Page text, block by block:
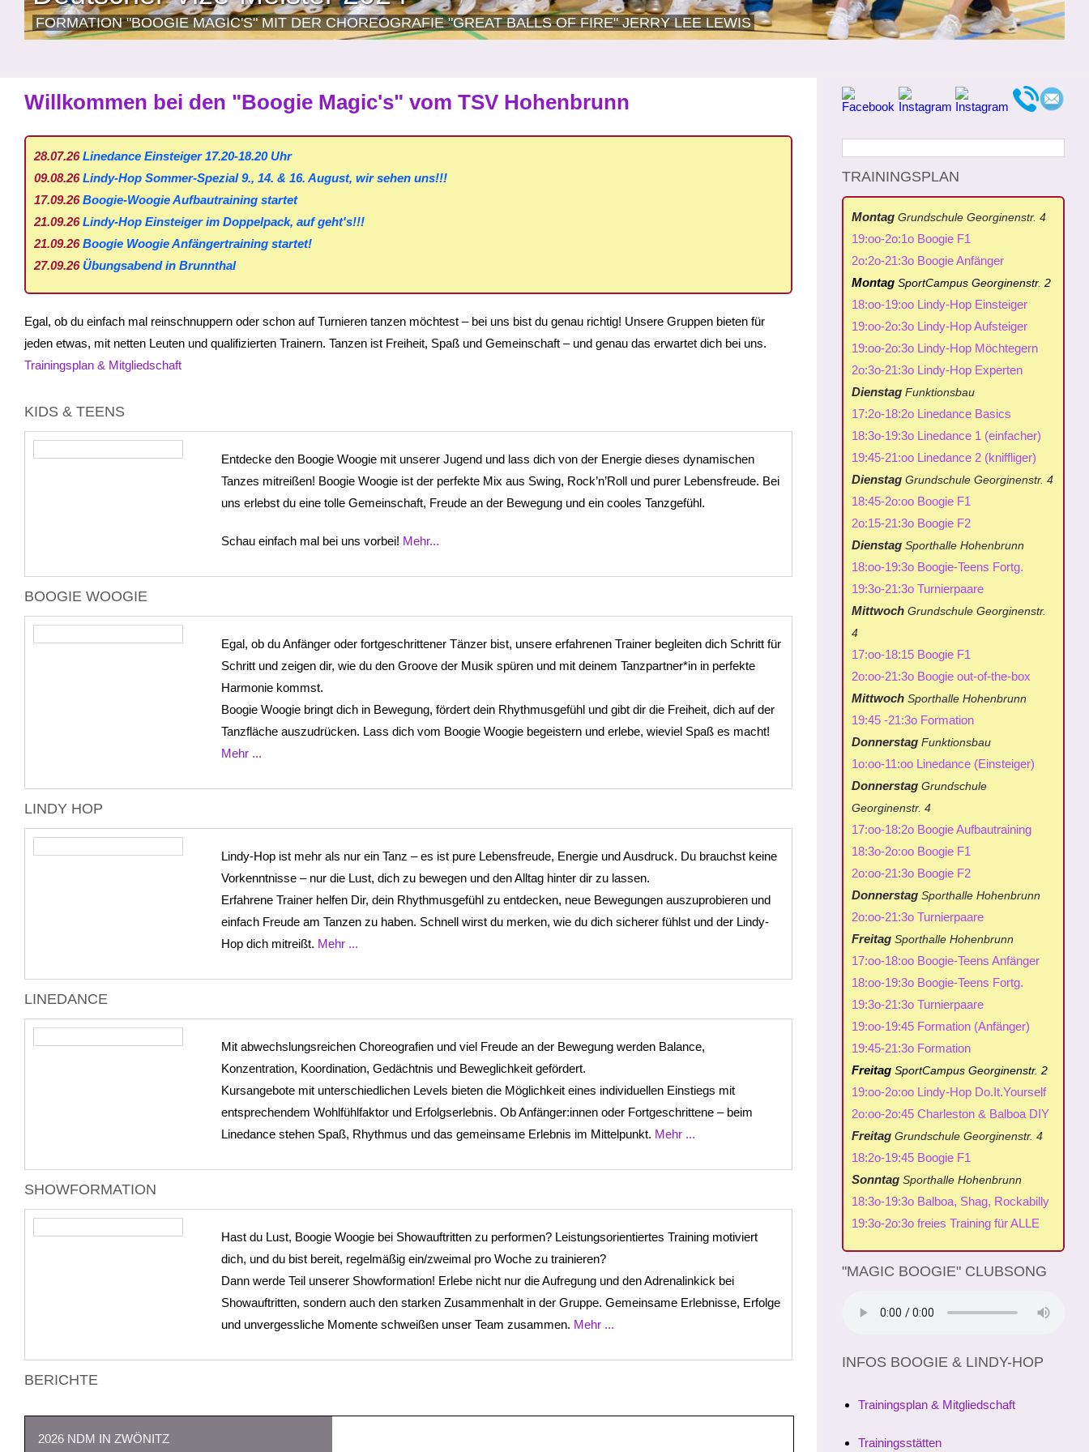
FORMATION "BOOGIE MAGIC'S" MIT DER CHOREOGRAFIE "GREAT BALLS OF FIRE" JERRY LEE LEWIS
Willkommen bei den "Boogie Magic's" vom TSV Hohenbrunn
28.07.26Linedance Einsteiger 17.20-18.20 Uhr
09.08.26Lindy-Hop Sommer-Spezial 9., 14. & 16. August, wir sehen uns!!!
17.09.26Boogie-Woogie Aufbautraining startet
21.09.26Lindy-Hop Einsteiger im Doppelpack, auf geht's!!!
21.09.26Boogie Woogie Anfängertraining startet!
27.09.26Übungsabend in Brunnthal
Egal, ob du einfach mal reinschnuppern oder schon auf Turnieren tanzen möchtest – bei uns bist du genau richtig! Unsere Gruppen bieten für
jeden etwas, mit netten Leuten und qualifizierten Trainern. Tanzen ist Freiheit, Spaß und Gemeinschaft – und genau das erwartet dich bei uns.
Trainingsplan & Mitgliedschaft
KIDS & TEENS
Entdecke den Boogie Woogie mit unserer Jugend und lass dich von der Energie dieses dynamischen
Tanzes mitreißen! Boogie Woogie ist der perfekte Mix aus Swing, Rock’n’Roll und purer Lebensfreude. Bei
uns erlebst du eine tolle Gemeinschaft, Freude an der Bewegung und ein cooles Tanzgefühl.
Schau einfach mal bei uns vorbei! Mehr...
BOOGIE WOOGIE
Egal, ob du Anfänger oder fortgeschrittener Tänzer bist, unsere erfahrenen Trainer begleiten dich Schritt für
Schritt und zeigen dir, wie du den Groove der Musik spüren und mit deinem Tanzpartner*in in perfekte
Harmonie kommst.
Boogie Woogie bringt dich in Bewegung, fördert dein Rhythmusgefühl und gibt dir die Freiheit, dich auf der
Tanzfläche auszudrücken. Lass dich vom Boogie Woogie begeistern und erlebe, wieviel Spaß es macht!
Mehr ...
LINDY HOP
Lindy-Hop ist mehr als nur ein Tanz – es ist pure Lebensfreude, Energie und Ausdruck. Du brauchst keine
Vorkenntnisse – nur die Lust, dich zu bewegen und den Alltag hinter dir zu lassen.
Erfahrene Trainer helfen Dir, dein Rhythmusgefühl zu entdecken, neue Bewegungen auszuprobieren und
einfach Freude am Tanzen zu haben. Schnell wirst du merken, wie du dich sicherer fühlst und der Lindy-
Hop dich mitreißt. Mehr ...
LINEDANCE
Mit abwechslungsreichen Choreografien und viel Freude an der Bewegung werden Balance,
Konzentration, Koordination, Gedächtnis und Beweglichkeit gefördert.
Kursangebote mit unterschiedlichen Levels bieten die Möglichkeit eines individuellen Einstiegs mit
entsprechendem Wohlfühlfaktor und Erfolgserlebnis. Ob Anfänger:innen oder Fortgeschrittene – beim
Linedance stehen Spaß, Rhythmus und das gemeinsame Erlebnis im Mittelpunkt. Mehr ...
SHOWFORMATION
Hast du Lust, Boogie Woogie bei Showauftritten zu performen? Leistungsorientiertes Training motiviert
dich, und du bist bereit, regelmäßig ein/zweimal pro Woche zu trainieren?
Dann werde Teil unserer Showformation! Erlebe nicht nur die Aufregung und den Adrenalinkick bei
Showauftritten, sondern auch den starken Zusammenhalt in der Gruppe. Gemeinsame Erlebnisse, Erfolge
und unvergessliche Momente schweißen unser Team zusammen. Mehr ...
BERICHTE
2026 NDM IN ZWÖNITZ
TRAININGSPLAN
Montag Grundschule Georginenstr. 4
19:oo-2o:1o Boogie F1
2o:2o-21:3o Boogie Anfänger
Montag SportCampus Georginenstr. 2
18:oo-19:oo Lindy-Hop Einsteiger
19:oo-2o:3o Lindy-Hop Aufsteiger
19:oo-2o:3o Lindy-Hop Möchtegern
2o:3o-21:3o Lindy-Hop Experten
Dienstag Funktionsbau
17:2o-18:2o Linedance Basics
18:3o-19:3o Linedance 1 (einfacher)
19:45-21:oo Linedance 2 (kniffliger)
Dienstag Grundschule Georginenstr. 4
18:45-2o:oo Boogie F1
2o:15-21:3o Boogie F2
Dienstag Sporthalle Hohenbrunn
18:oo-19:3o Boogie-Teens Fortg.
19:3o-21:3o Turnierpaare
Mittwoch Grundschule Georginenstr.
4
17:oo-18:15 Boogie F1
2o:oo-21:3o Boogie out-of-the-box
Mittwoch Sporthalle Hohenbrunn
19:45 -21:3o Formation
Donnerstag Funktionsbau
1o:oo-11:oo Linedance (Einsteiger)
Donnerstag Grundschule
Georginenstr. 4
17:oo-18:2o Boogie Aufbautraining
18:3o-2o:oo Boogie F1
2o:oo-21:3o Boogie F2
Donnerstag Sporthalle Hohenbrunn
2o:oo-21:3o Turnierpaare
Freitag Sporthalle Hohenbrunn
17:oo-18:oo Boogie-Teens Anfänger
18:oo-19:3o Boogie-Teens Fortg.
19:3o-21:3o Turnierpaare
19:oo-19:45 Formation (Anfänger)
19:45-21:3o Formation
Freitag SportCampus Georginenstr. 2
19:oo-2o:oo Lindy-Hop Do.It.Yourself
2o:oo-2o:45 Charleston & Balboa DIY
Freitag Grundschule Georginenstr. 4
18:2o-19:45 Boogie F1
Sonntag Sporthalle Hohenbrunn
18:3o-19:3o Balboa, Shag, Rockabilly
19:3o-2o:3o freies Training für ALLE
"MAGIC BOOGIE" CLUBSONG
INFOS BOOGIE & LINDY-HOP
Trainingsplan & Mitgliedschaft
Trainingsstätten